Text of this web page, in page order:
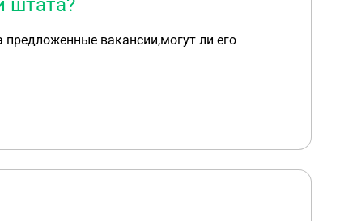
штата?
вакансии,могут ли его